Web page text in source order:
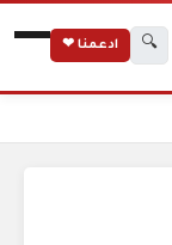
🔍 ادعمنا ❤